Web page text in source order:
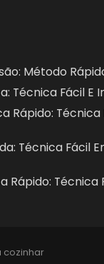
Método
Técnica Fácil E
Rápido:
Técnica Fácil
Rápido: Técnica
cozinhar